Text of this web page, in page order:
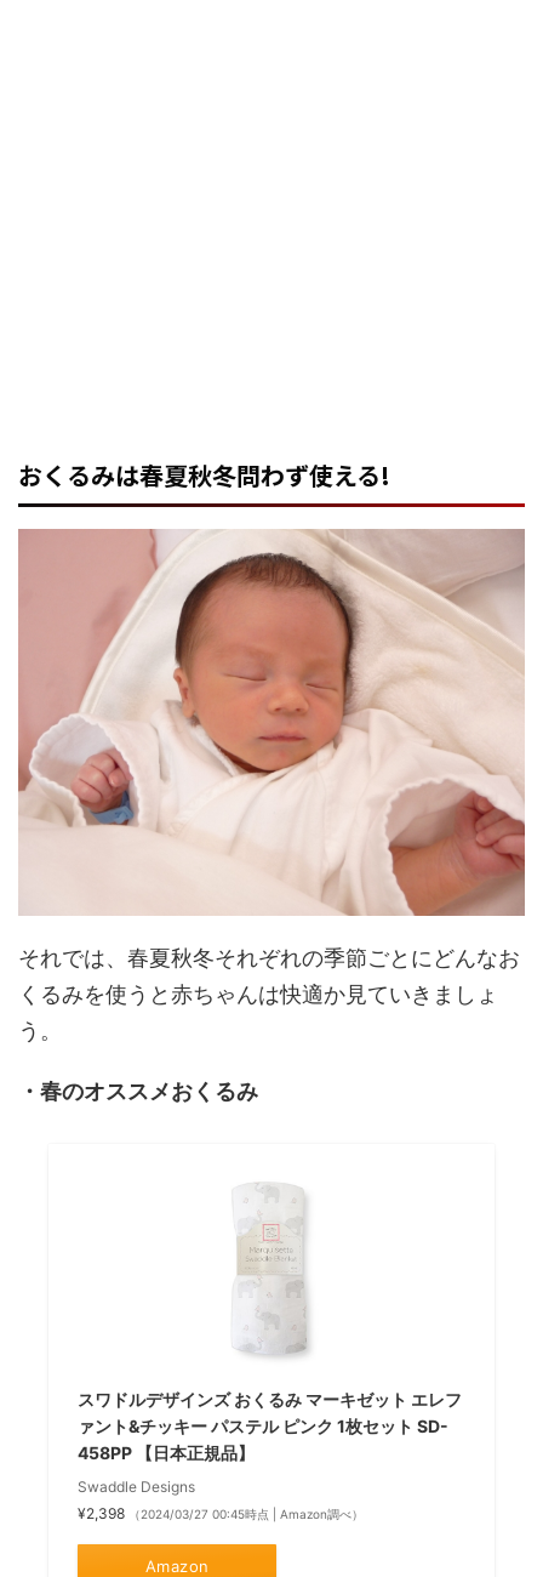
おくるみは春夏秋冬問わず使える!
それでは、春夏秋冬それぞれの季節ごとにどんなお
くるみを使うと赤ちゃんは快適か見ていきましょ
う。
・春のオススメおくるみ
スワドルデザインズ おくるみ マーキゼット エレフ
ァント&チッキー パステル ピンク 1枚セット SD-
458PP 【日本正規品】
Swaddle Designs
¥2,398
（2024/03/27 00:45時点 | Amazon調べ）
Amazon